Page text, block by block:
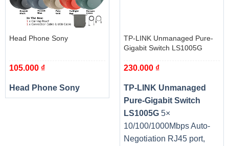
Head Phone Sony
105.000 ₫
Head Phone Sony
TP-LINK Unmanaged Pure-
Gigabit Switch LS1005G
230.000 ₫
TP-LINK Unmanaged
Pure-Gigabit Switch
LS1005G5×
10/100/1000Mbps Auto-
Negotiation RJ45 port,